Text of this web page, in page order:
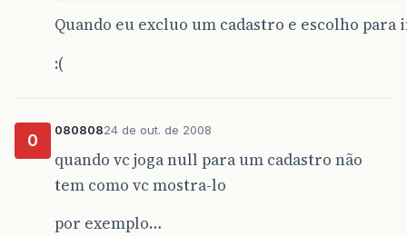
Quando eu excluo um cadastro e escolho
:(
0
08080824 de out. de 2008
quando vc joga null para um cadastro não
tem como vc mostra-lo
por exemplo…